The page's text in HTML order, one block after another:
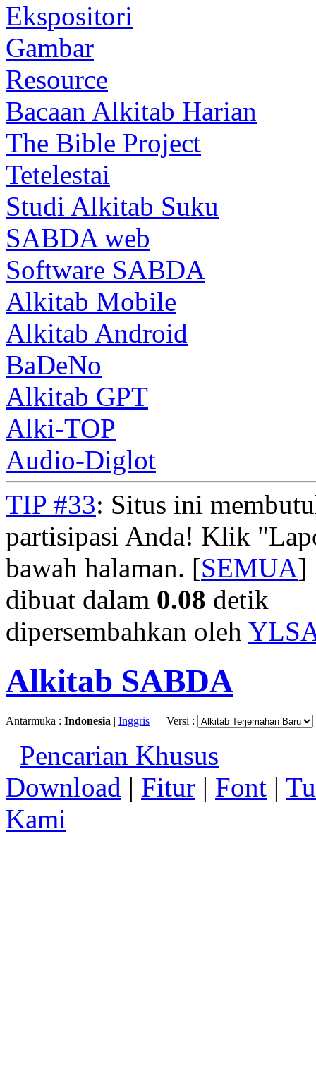
Ekspositori
Gambar
Resource
Bacaan Alkitab Harian
The Bible Project
Tetelestai
Studi Alkitab Suku
SABDA web
Software SABDA
Alkitab Mobile
Alkitab Android
BaDeNo
Alkitab GPT
Alki-TOP
Audio-Diglot
TIP #33: Situs ini
partisipasi Anda! Klik
bawah halaman. [SEMUA]
dibuat dalam 0.08 detik
dipersembahkan oleh
Alkitab SABDA
Antarmuka : Indonesia | Inggris Versi :
Pencarian Khusus
Download | Fitur | Font |
Kami